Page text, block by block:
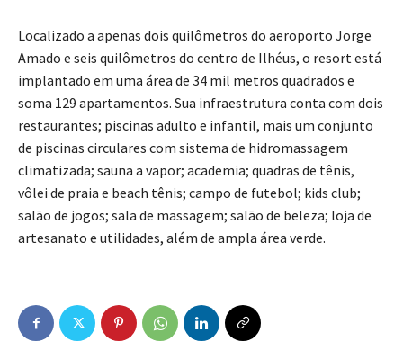
Localizado a apenas dois quilômetros do aeroporto Jorge
Amado e seis quilômetros do centro de Ilhéus, o resort está
implantado em uma área de 34 mil metros quadrados e
soma 129 apartamentos. Sua infraestrutura conta com dois
restaurantes; piscinas adulto e infantil, mais um conjunto
de piscinas circulares com sistema de hidromassagem
climatizada; sauna a vapor; academia; quadras de tênis,
vôlei de praia e beach tênis; campo de futebol; kids club;
salão de jogos; sala de massagem; salão de beleza; loja de
artesanato e utilidades, além de ampla área verde.